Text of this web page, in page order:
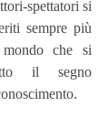
spettatori si
sempre più
che si
il segno